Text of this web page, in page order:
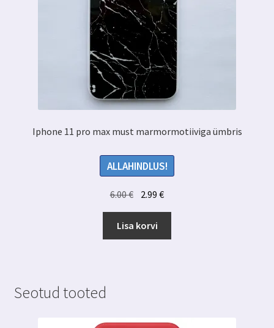
Iphone 11 pro max must marmormotiiviga ümbris
ALLAHINDLUS!
6.00€ Algne
hind
oli:
6.00 €.
2.99€Praegune
hind
2.99 €.
Lisa korvi
Seotud tooted